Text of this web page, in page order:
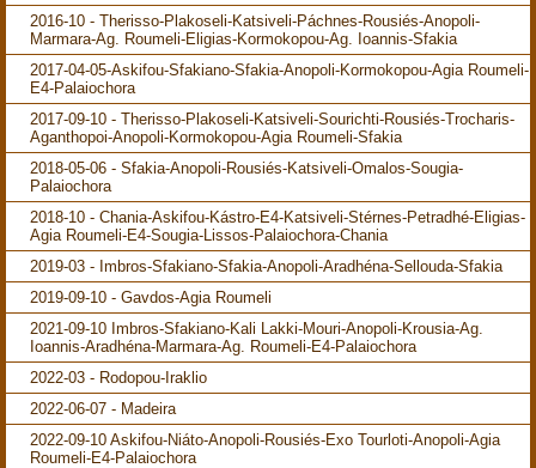
2016-10 - Therisso-Plakoseli-Katsiveli-Páchnes-Rousiés-Anopoli-
Marmara-Ag. Roumeli-Eligias-Kormokopou-Ag. Ioannis-Sfakia
2017-04-05-Askifou-Sfakiano-Sfakia-Anopoli-Kormokopou-Agia Roumeli-
E4-Palaiochora
2017-09-10 - Therisso-Plakoseli-Katsiveli-Sourichti-Rousiés-Trocharis-
Aganthopoi-Anopoli-Kormokopou-Agia Roumeli-Sfakia
2018-05-06 - Sfakia-Anopoli-Rousiés-Katsiveli-Omalos-Sougia-
Palaiochora
2018-10 - Chania-Askifou-Kástro-E4-Katsiveli-Stérnes-Petradhé-Eligias-
Agia Roumeli-E4-Sougia-Lissos-Palaiochora-Chania
2019-03 - Imbros-Sfakiano-Sfakia-Anopoli-Aradhéna-Sellouda-Sfakia
2019-09-10 - Gavdos-Agia Roumeli
2021-09-10 Imbros-Sfakiano-Kali Lakki-Mouri-Anopoli-Krousia-Ag.
Ioannis-Aradhéna-Marmara-Ag. Roumeli-E4-Palaiochora
2022-03 - Rodopou-Iraklio
2022-06-07 - Madeira
2022-09-10 Askifou-Niáto-Anopoli-Rousiés-Exo Tourloti-Anopoli-Agia
Roumeli-E4-Palaiochora